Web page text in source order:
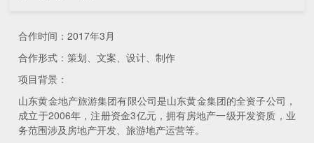
合作时间：2017年3月
合作形式：策划、文案、设计、制作
项目背景：
山东黄金地产旅游集团有限公司是山东黄金集团的全资子公司，
成立于2006年，注册资金3亿元，拥有房地产一级开发资质，业
务范围涉及房地产开发、旅游地产运营等。